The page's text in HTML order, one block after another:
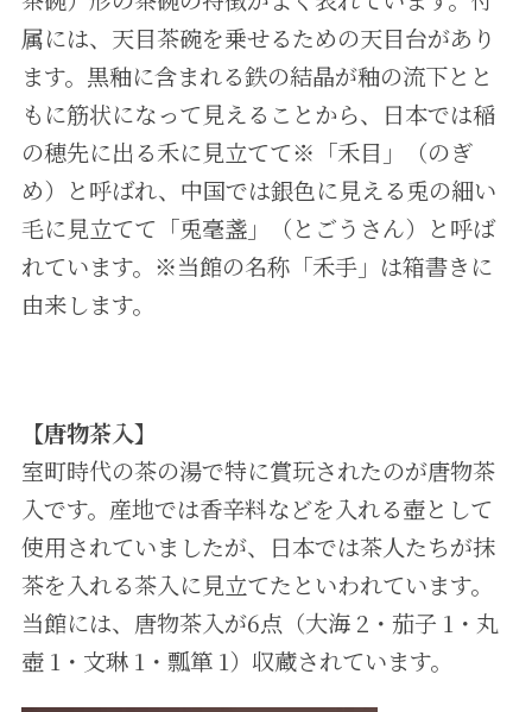
属には、天目茶碗を乗せるための天目台があり
ます。黒釉に含まれる鉄の結晶が釉の流下とと
もに筋状になって見えることから、日本では稲
の穂先に出る禾に見立てて※「禾目」（のぎ
め）と呼ばれ、中国では銀色に見える兎の細い
毛に見立てて「兎毫盞」（とごうさん）と呼ば
れています。※当館の名称「禾手」は箱書きに
由来します。
【唐物茶入】
室町時代の茶の湯で特に賞玩されたのが唐物茶
入です。産地では香辛料などを入れる壺として
使用されていましたが、日本では茶人たちが抹
茶を入れる茶入に見立てたといわれています。
当館には、唐物茶入が6点（大海 2・茄子 1・丸
壺 1・文琳 1・瓢箪 1）収蔵されています。